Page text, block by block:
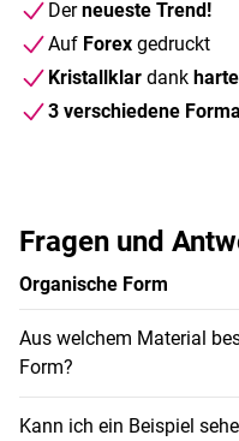
Derneueste Trend!
Auf Forex gedruckt
Kristallklar dank
3 verschiedene
Fragen und
Organische Form
Aus welchem Material
Form?
Kann ich ein Beispiel